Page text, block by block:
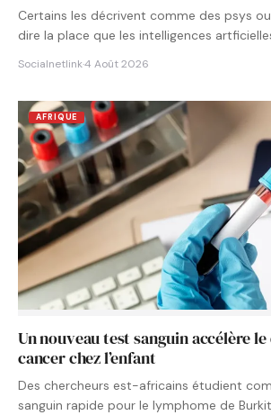
Certains les décrivent comme des psys ou
dire la place que les intelligences
Socialnetlink·4 Août 2026
AFRIQUE
Un nouveau test sanguin accélère
cancer chez l’enfant
Des chercheurs est-africains étudient
sanguin rapide pour le lymphome de